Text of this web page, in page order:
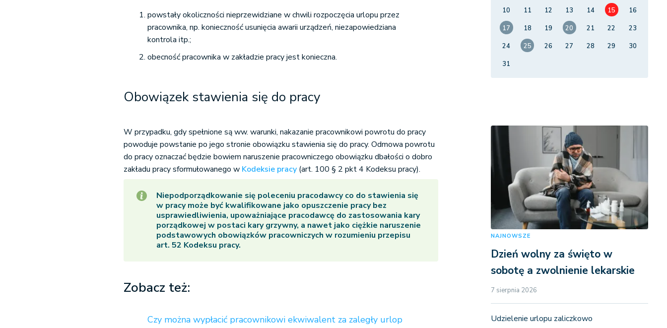
powstały okoliczności nieprzewidziane w chwili rozpoczęcia urlopu przez
pracownika, np. konieczność usunięcia awarii urządzeń, niezapowiedziana
kontrola itp.;
obecność pracownika w zakładzie pracy jest konieczna.
Obowiązek stawienia się do pracy
W przypadku, gdy spełnione są ww. warunki, nakazanie pracownikowi powrotu do pracy
powoduje powstanie po jego stronie obowiązku stawienia się do pracy. Odmowa powrotu
do pracy oznaczać będzie bowiem naruszenie pracowniczego obowiązku dbałości o dobro
zakładu pracy sformułowanego w Kodeksie pracy (art. 100 § 2 pkt 4 Kodeksu pracy).
Niepodporządkowanie się poleceniu pracodawcy co do stawienia się
w pracy może być kwalifikowane jako opuszczenie pracy bez
usprawiedliwienia, upoważniające pracodawcę do zastosowania kary
porządkowej w postaci kary grzywny, a nawet jako ciężkie naruszenie
podstawowych obowiązków pracowniczych w rozumieniu przepisu
art. 52 Kodeksu pracy.
Zobacz też:
Czy można wypłacić pracownikowi ekwiwalent za zaległy urlop
10
11 12 13 14 15
16
17
18 19 20 21 22
23
24
25 26 27 28 29
30
31
NAJNOWSZE
Dzień wolny za święto w
sobotę a zwolnienie lekarskie
7 sierpnia 2026
Udzielenie urlopu zaliczkowo